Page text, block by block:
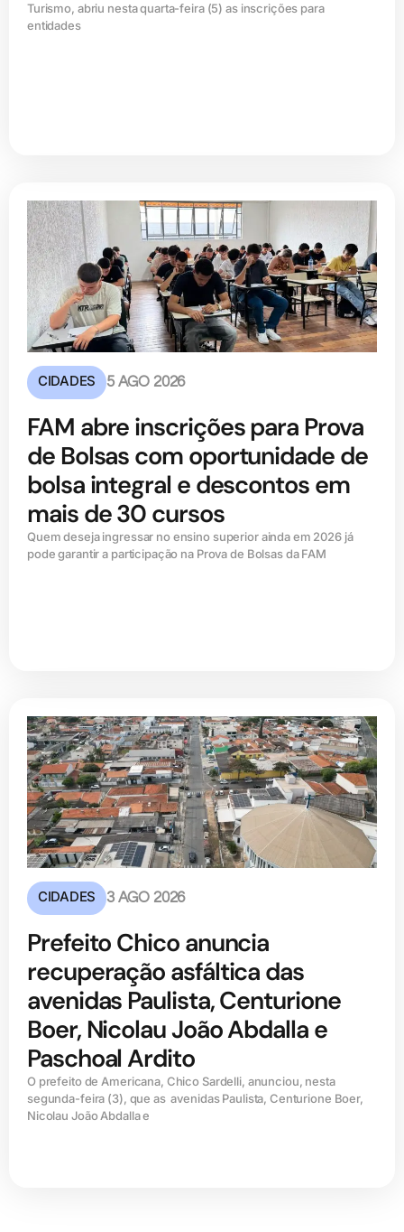
Turismo, abriu nesta quarta-feira (5) as inscrições para
entidades
CIDADES 5 AGO 2026
FAM abre inscrições para Prova
de Bolsas com oportunidade de
bolsa integral e descontos em
mais de 30 cursos
Quem deseja ingressar no ensino superior ainda em 2026 já
pode garantir a participação na Prova de Bolsas da FAM
CIDADES 3 AGO 2026
Prefeito Chico anuncia
recuperação asfáltica das
avenidas Paulista, Centurione
Boer, Nicolau João Abdalla e
Paschoal Ardito
O prefeito de Americana, Chico Sardelli, anunciou, nesta
segunda-feira (3), que as avenidas Paulista, Centurione Boer,
Nicolau João Abdalla e